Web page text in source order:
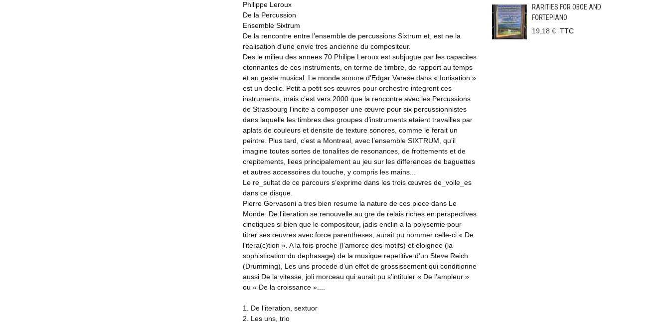
Philippe Leroux
De la Percussion
Ensemble Sixtrum
De la rencontre entre l’ensemble de percussions Sixtrum et, est ne la
realisation d’une envie tres ancienne du compositeur.
Des le milieu des annees 70 Philipe Leroux est subjugue par les capacites
etonnantes de ces instruments, en terme de timbre, de rapport au temps
et au geste musical. Le monde sonore d’Edgar Varese dans « Ionisation »
est un declic. Petit a petit ses œuvres pour orchestre integrent ces
instruments, mais c’est vers 2000 que la rencontre avec les Percussions
de Strasbourg l’incite a composer une œuvre pour six percussionnistes
dans laquelle les timbres des groupes d’instruments etaient travailles par
aplats de couleurs et densite de texture sonores, comme le ferait un
peintre. Plus tard, c’est a Montreal, avec l’ensemble SIXTRUM, qu’il
imagine toutes sortes de tonalites de resonances, de frottements et de
crepitements, liees principalement au jeu sur les differences de baguettes
et autres accessoires du touche, y compris les mains...
Le re_sultat de ce parcours s’exprime dans les trois œuvres de_voile_es
dans ce disque.
Pierre Gervasoni a tres bien resume la nature de ces piece dans Le
Monde: De l’iteration se renouvelle au gre de relais riches en perspectives
cinetiques si bien que le compositeur, jadis enclin a la polysemie pour
titrer ses œuvres avec force parentheses, aurait pu nommer celle-ci « De
l’itera(c)tion ». A la fois proche (l’amorce des motifs) et eloignee (la
sophistication du dephasage) de la musique repetitive d’un Steve Reich
(Drumming), Les uns procede d’un effet de grossissement qui conditionne
aussi De la vitesse, joli morceau qui aurait pu s’intituler « De l’ampleur »
ou « De la croissance »....
1. De l’iteration, sextuor
2. Les uns, trio
RARITIES FOR OBOE AND
FORTEPIANO
19,18 € TTC